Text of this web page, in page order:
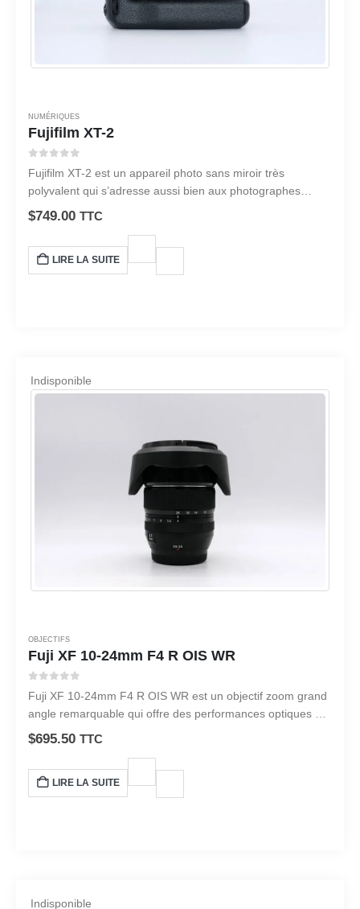
NUMÉRIQUES
Fujifilm XT-2
Fujifilm XT-2 est un appareil photo sans miroir très
polyvalent qui s’adresse aussi bien aux photographes
amateurs que professionnels.
$749.00 TTC
LIRE LA SUITE
Indisponible
OBJECTIFS
Fuji XF 10-24mm F4 R OIS WR
Fuji XF 10-24mm F4 R OIS WR est un objectif zoom grand
angle remarquable qui offre des performances optiques et
une polyvalence supérieures.
$695.50 TTC
LIRE LA SUITE
Indisponible